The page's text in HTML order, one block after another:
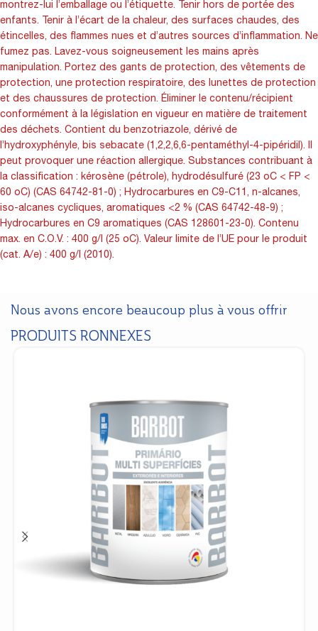
montrez-lui l’emballage ou l’étiquette. Tenir hors de portée des
enfants. Tenir à l’écart de la chaleur, des surfaces chaudes, des
étincelles, des flammes nues et d’autres sources d’inflammation. Ne
fumez pas. Lavez-vous soigneusement les mains après
manipulation. Portez des gants de protection, des vêtements de
protection, une protection respiratoire, des lunettes de protection
et des chaussures de protection. Éliminer le contenu/récipient
conformément à la législation en vigueur en matière de traitement
des déchets. Contient du benzotriazole, dérivé de
l’hydroxyphényle, bis sebacate (1,2,2,6,6-pentaméthyl-4-pipéridil). Il
peut provoquer une réaction allergique. Substances contribuant à
la classification : kérosène (pétrole), hydrodésulfuré (23 oC < FP <
60 oC) (CAS 64742-81-0) ; Hydrocarbures en C9-C11, n-alcanes,
iso-alcanes cycliques, aromatiques <2 % (CAS 64742-48-9) ;
Hydrocarbures en C9 aromatiques (CAS 128601-23-0). Contenu
max. en C.O.V. : 400 g/l (25 oC). Valeur limite de l’UE pour le produit
(cat. A/e) : 400 g/l (2010).
Nous avons encore beaucoup plus à vous offrir
PRODUITS RONNEXES